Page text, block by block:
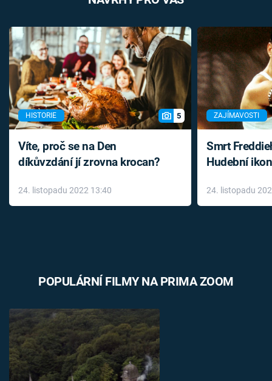
HISTORIE 5
Víte, proč se na Den
díkůvzdání jí zrovna krocan?
24. listopadu 2022 13:40
ZAJÍMAVOSTI
Smrt
Hudební
léky
24. listopadu
POPULÁRNÍ FILMY NA PRIMA ZOOM